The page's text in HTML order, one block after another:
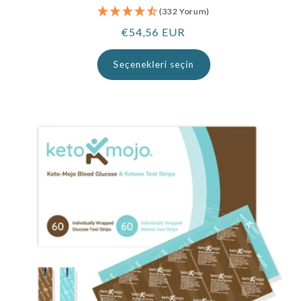
(332 Yorum)
Normal
fiyat
€54,56 EUR
Seçenekleri seçin